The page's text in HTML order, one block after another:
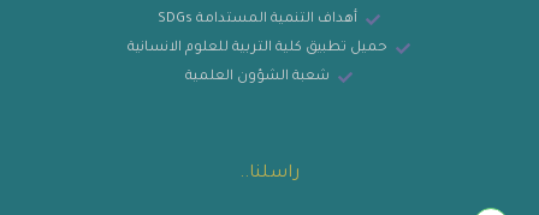
أهداف التنمية المستدامة SDGs
حميل تطبيق كلية التربية للعلوم الانسانية
شعبة الشؤون العلمية
راسلنا..